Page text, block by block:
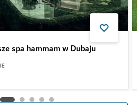
spa hammam w Dubaju